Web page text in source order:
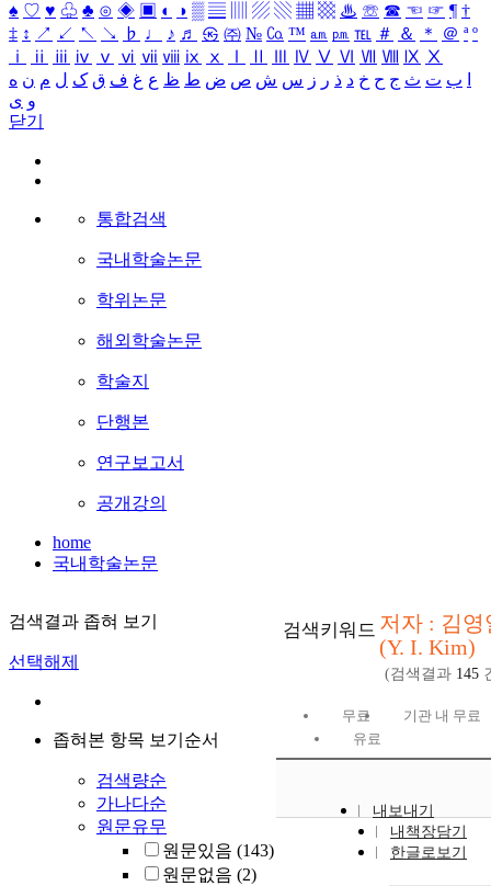
♠ ♡ ♥ ♧ ♣ ⊙ ◈ ▣ ◐ ◑ ▒ ▤ ▨ ▧ ▦ ▩ ♨ ☏ ☎ ☜ ☞ ¶ †
‡ ↕ ↗ ↙ ↖ ↘ ♭ ♩ ♪ ♬ ㉿ ㈜ № ㏇ ™ ㏂ ㏘ ℡ ＃ ＆ ＊ ＠ ª º
ⅰ
ⅱ ⅲ ⅳ ⅴ ⅵ ⅶ ⅷ ⅸ ⅹ Ⅳ Ⅴ Ⅵ Ⅶ Ⅷ Ⅸ Ⅹ
ب ت ث ج ح خ د ذ ر ز س ش ص ض ط ظ ع غ ف ق ک ل م ن ه
و ی
닫기
통합검색
국내학술논문
학위논문
해외학술논문
학술지
단행본
연구보고서
공개강의
home
국내학술논문
검색결과 좁혀 보기
선택해제
좁혀본 항목 보기순서
검색량순
가나다순
원문유무
원문있음 (143)
원문없음 (2)
검색키워드 저자 : 김영
(Y. I. Kim)
(검색결과 145
무료
기관 내 무료
유료
내보내기
내책장담기
한글로보기